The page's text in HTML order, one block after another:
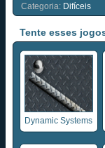
Categoria: Difíceis
Tente esses
Dynamic Systems